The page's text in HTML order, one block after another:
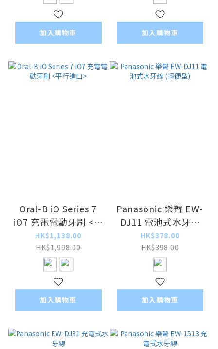
加入購物車 加入購物車
Oral-B iO Series 7
iO7 充電電動牙刷 <平
行進口>
HK$1,138.00
HK$1,998.00
加入購物車
Panasonic 樂聲 EW-
DJ11 電池式水牙線
(輕便型)
HK$378.00
HK$398.00
加入購物車